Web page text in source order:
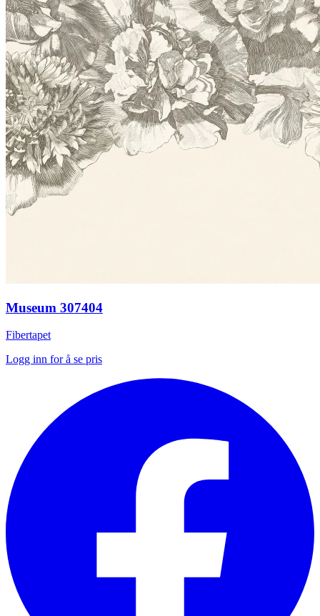
Museum 307404
Fibertapet
Logg inn for å se pris